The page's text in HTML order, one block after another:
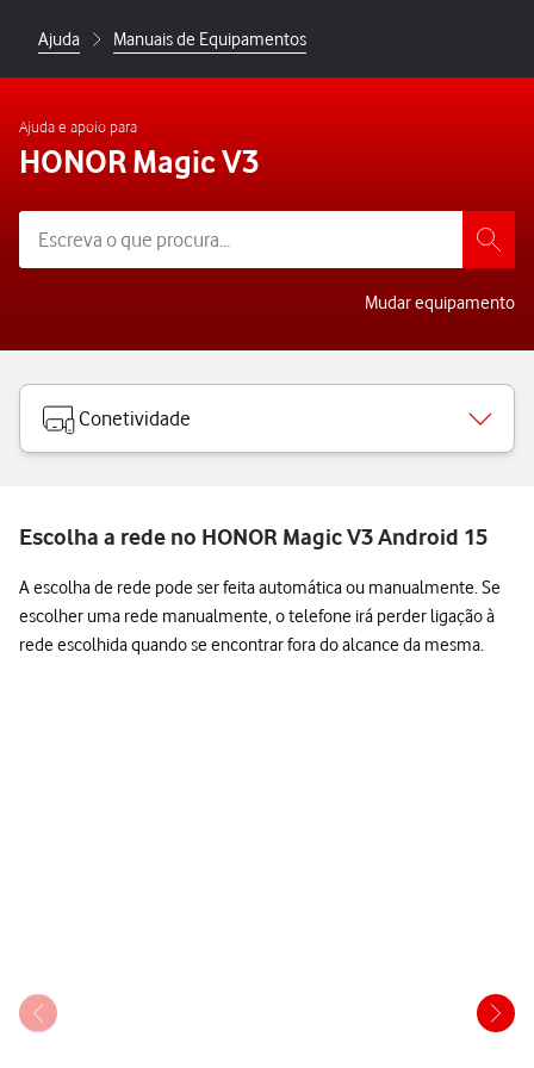
Ajuda Manuais de Equipamentos
Ajuda e apoio para
HONOR Magic V3
Mudar equipamento
Conetividade
Escolha a rede no HONOR Magic V3 Android 15
A escolha de rede pode ser feita automática ou manualmente. Se
escolher uma rede manualmente, o telefone irá perder ligação à
rede escolhida quando se encontrar fora do alcance da mesma.